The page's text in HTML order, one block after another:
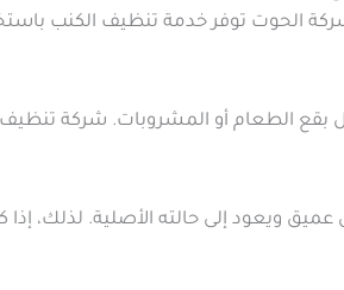
الحوت توفر خدمة تنظيف الكنب
بقع الطعام أو المشروبات. شركة
ويعود إلى حالته الأصلية. لذلك،